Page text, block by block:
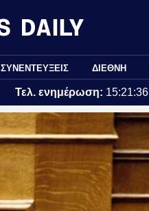
ΣΥΝΕΝΤΕΥΞΕΙΣ ΔΙΕΘΝΗ
Τελ. ενημέρωση: 15:21:36